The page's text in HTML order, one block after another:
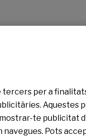
tercers per a
Aquestes
te publicitat
navegues. Pots